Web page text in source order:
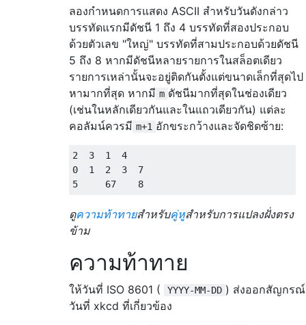
ลองกำหนดการแสดง ASCII สำหรับวันดังกล่าว
บรรทัดแรกมีดัชนี 1 ถึง 4 บรรทัดที่สองประกอบ
ด้วยตัวเลข "ใหญ่" บรรทัดที่สามประกอบด้วยดัชนี
5 ถึง 8 หากมีดัชนีหลายรายการในสล็อตเดียว
รายการเหล่านั้นจะอยู่ติดกันตั้งแต่ขนาดเล็กที่สุดไป
หามากที่สุด หากมี m ดัชนีมากที่สุดในช่องเดียว
(เช่นในหลักเดียวกันและในแถวเดียวกัน) แต่ละ
คอลัมน์ควรมี m+1 อักขระกว้างและจัดชิดซ้าย:
2  3  1  4
0  1  2  3  7
ดูความท้าทายสำหรับคู่หูสำหรับการแปลงฝั่งตรง
ข้าม
ความท้าทาย
ให้วันที่ ISO 8601 ( YYYY-MM-DD ) ส่งออกสัญกรณ์
วันที่ xkcd ที่เกี่ยวข้อง